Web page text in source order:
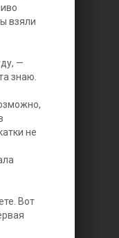
взяли
—
знаю.
не
Вот